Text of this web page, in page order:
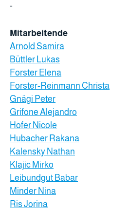
-
Mitarbeitende
Arnold Samira
Büttler Lukas
Forster Elena
Forster-Reinmann Christa
Gnägi Peter
Grifone Alejandro
Hofer Nicole
Hubacher Rakana
Kalensky Nathan
Klajic Mirko
Leibundgut Babar
Minder Nina
Ris Jorina